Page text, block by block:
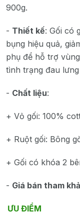
900g.
- Thiết kế: Gối có
bụng hiệu quả,
phụ để hỗ trợ
tình trạng đau
- Chất liệu:
+ Vỏ gối: 100%
+ Ruột gối: Bông
+ Gối có khóa 2
- Giá bán tham
ƯU ĐIỂM